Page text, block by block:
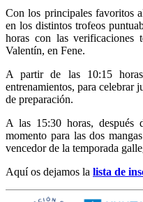
Con los principales favoritos
en los distintos trofeos
horas con las verificaciones
Valentín, en Fene.
A partir de las 10:15
entrenamientos, para celebrar
de preparación.
A las 15:30 horas, después
momento para las dos
vencedor de la temporada
Aquí os dejamos la lista de